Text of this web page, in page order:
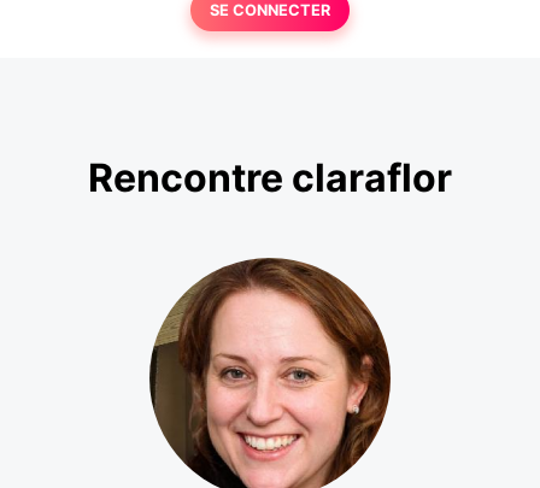
SE CONNECTER
Rencontre claraflor